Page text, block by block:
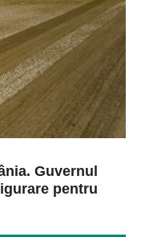
Guvernul
pentru